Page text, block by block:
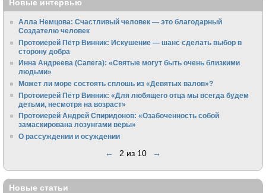
Новые интервью
Алла Немцова: Счастливый человек — это благодарный
Создателю человек
Протоиерей Пётр Винник: Искушение — шанс сделать выбор в
сторону добра
Инна Андреева (Сапега): «Святые могут быть очень близкими
людьми»
Может ли море состоять сплошь из «Девятых валов»?
Протоиерей Пётр Винник: «Для любящего отца мы всегда будем
детьми, несмотря на возраст»
Протоиерей Андрей Спиридонов: «Озабоченность собой
замаскирована лозунгами веры»
О рассуждении и осуждении
← 2 из 10 →
Новые статьи